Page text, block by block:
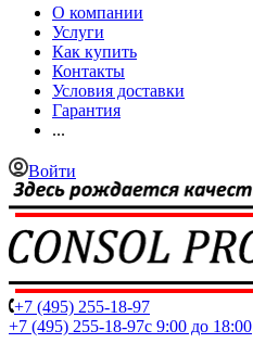
О компании
Услуги
Как купить
Контакты
Условия доставки
Гарантия
...
Войти
+7 (495) 255-18-97
+7 (495) 255-18-97с 9:00 до 18:00